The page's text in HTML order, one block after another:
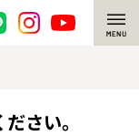
さい。